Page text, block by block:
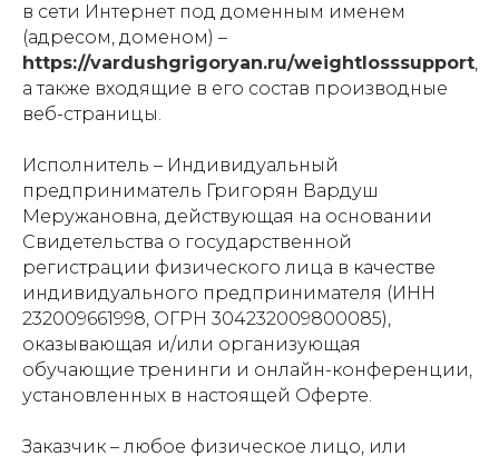
в сети Интернет под доменным именем
(адресом, доменом) –
https://vardushgrigoryan.ru/weightlosssupport,
а также входящие в его состав производные
веб-страницы.
Исполнитель – Индивидуальный
предприниматель Григорян Вардуш
Меружановна, действующая на основании
Свидетельства о государственной
регистрации физического лица в качестве
индивидуального предпринимателя (ИНН
232009661998, ОГРН 304232009800085),
оказывающая и/или организующая
обучающие тренинги и онлайн-конференции,
установленных в настоящей Оферте.
Заказчик – любое физическое лицо, или